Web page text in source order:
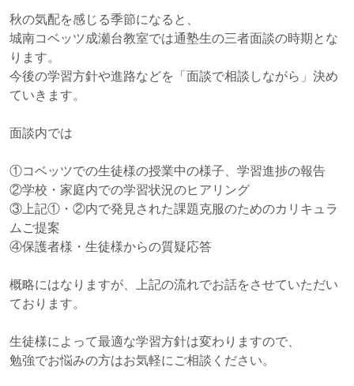
秋の気配を感じる季節になると、
城南コベッツ成瀬台教室では通塾生の三者面談の時期とな
ります。
今後の学習方針や進路などを「面談で相談しながら」決め
ていきます。
面談内では
①コベッツでの生徒様の授業中の様子、学習進捗の報告
②学校・家庭内での学習状況のヒアリング
③上記①・②内で発見された課題克服のためのカリキュラ
ムご提案
④保護者様・生徒様からの質疑応答
概略にはなりますが、上記の流れでお話をさせていただい
ております。
生徒様によって最適な学習方針は変わりますので、
勉強でお悩みの方はお気軽にご相談ください。